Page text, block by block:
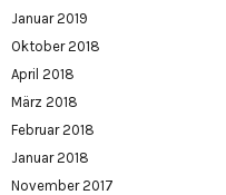
Januar 2019
Oktober 2018
April 2018
März 2018
Februar 2018
Januar 2018
November 2017